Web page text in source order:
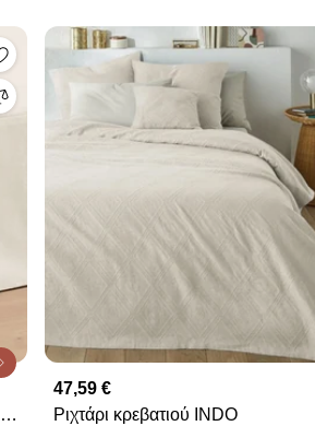
47,59 €
Ριχτάρι κρεβατιού INDO